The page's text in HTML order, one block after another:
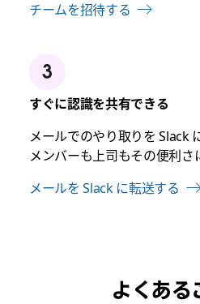
チームを招待する
すぐに認識を共有できる
メールでのやり取りを Slack
メンバーも上司もその便利さ
メールを Slack に転送する
よくある